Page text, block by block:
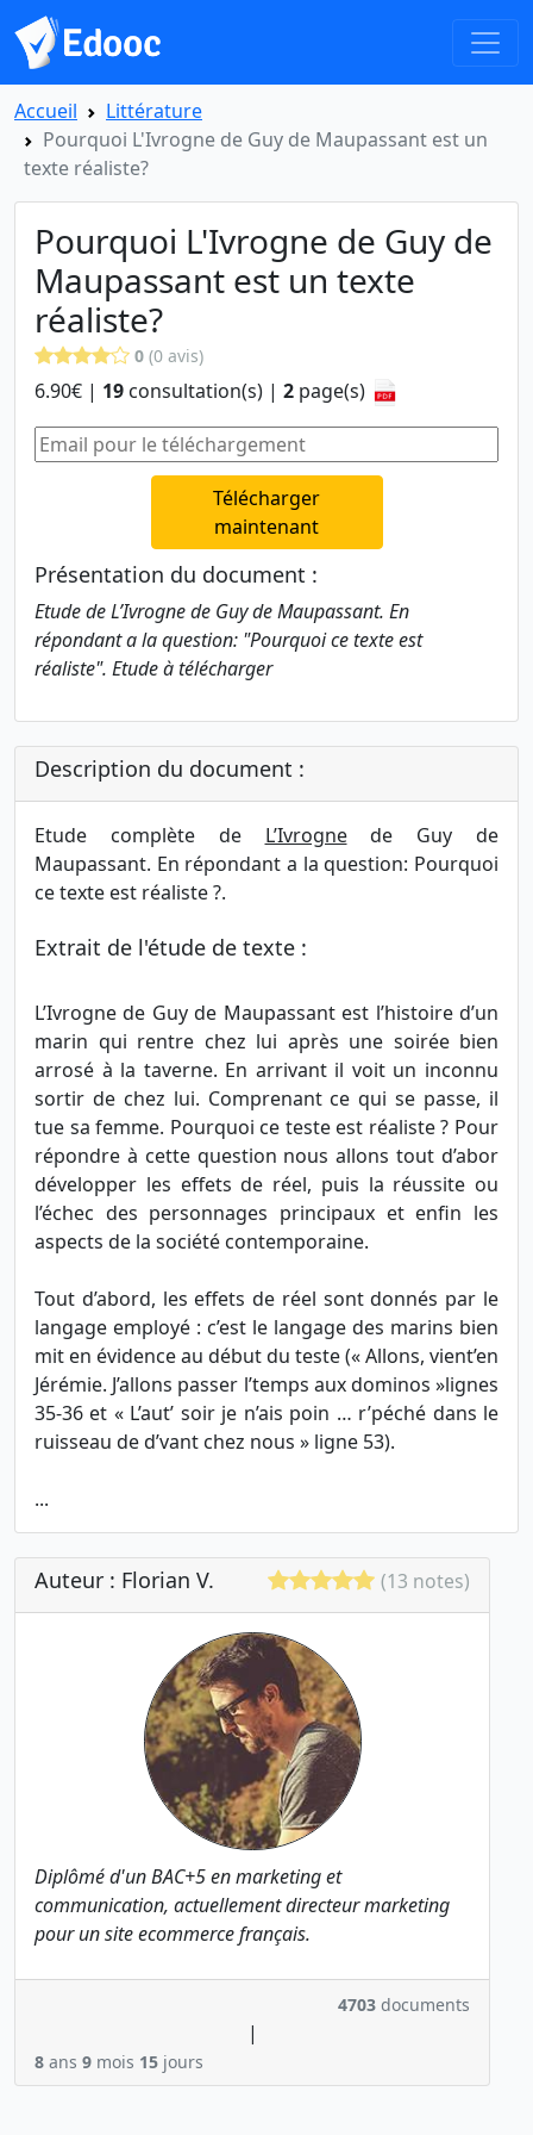
Accueil
Littérature
Pourquoi L'Ivrogne de Guy de Maupassant est un
texte réaliste?
Pourquoi L'Ivrogne de Guy de
Maupassant est un texte
réaliste?
0 (0 avis)
6.90€ | 19 consultation(s) | 2 page(s)
Télécharger
maintenant
Présentation du document :
Etude de L’Ivrogne de Guy de Maupassant. En
répondant a la question: "Pourquoi ce texte est
réaliste". Etude à télécharger
Description du document :
Etude complète de L’Ivrognede Guy de
Maupassant. En répondant a la question: Pourquoi
ce texte est réaliste ?.
Extrait de l'étude de texte :
L’Ivrogne de Guy de Maupassant est l’histoire d’un
marin qui rentre chez lui après une soirée bien
arrosé à la taverne. En arrivant il voit un inconnu
sortir de chez lui. Comprenant ce qui se passe, il
tue sa femme. Pourquoi ce teste est réaliste ? Pour
répondre à cette question nous allons tout d’abor
développer les effets de réel, puis la réussite ou
l’échec des personnages principaux et enfin les
aspects de la société contemporaine.
Tout d’abord, les effets de réel sont donnés par le
langage employé : c’est le langage des marins bien
mit en évidence au début du teste (« Allons, vient’en
Jérémie. J’allons passer l’temps aux dominos »lignes
35-36 et « L’aut’ soir je n’ais poin … r’péché dans le
ruisseau de d’vant chez nous » ligne 53).
...
Auteur : Florian V. (13 notes)
Diplômé d'un BAC+5 en marketing et
communication, actuellement directeur marketing
pour un site ecommerce français.
4703 documents
|
8 ans 9 mois 15 jours